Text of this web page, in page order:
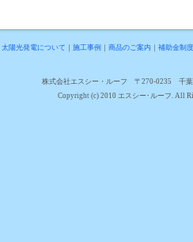
太陽光発電について ｜ 施工事例 ｜ 商品のご案内 ｜ 補助金制
株式会社エスシー・ルーフ 〒270-0235 千葉
Copyright (c) 2010 エスシー･ルーフ. All